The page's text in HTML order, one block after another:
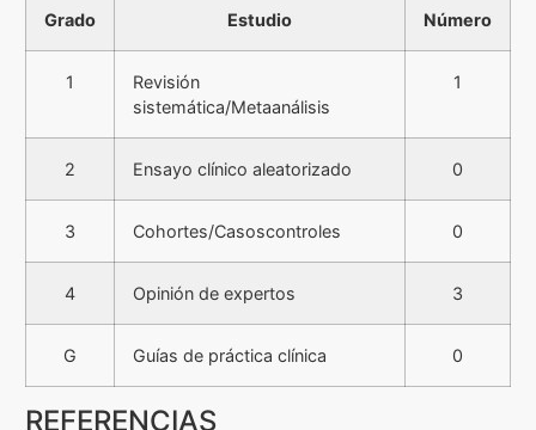
Grado Estudio Número
1
Revisión
sistemática/Metaanálisis
1
2 Ensayo clínico aleatorizado 0
3 Cohortes/Casoscontroles 0
4 Opinión de expertos 3
G Guías de práctica clínica 0
REFERENCIAS